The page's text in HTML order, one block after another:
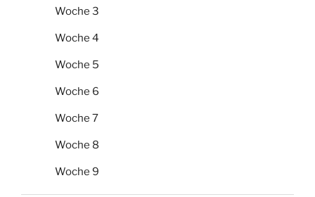
Woche 3
Woche 4
Woche 5
Woche 6
Woche 7
Woche 8
Woche 9